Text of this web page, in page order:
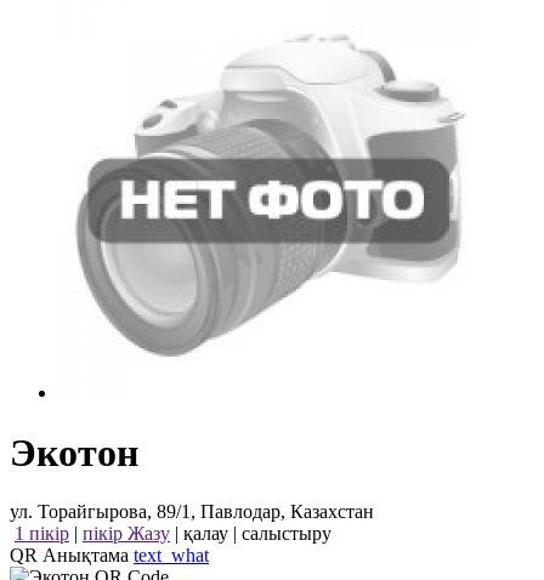
Экотон
ул. Торайгырова, 89/1, Павлодар, Казахстан
1 пікір | пікір Жазу | қалау | салыстыру
QR Анықтама text_what